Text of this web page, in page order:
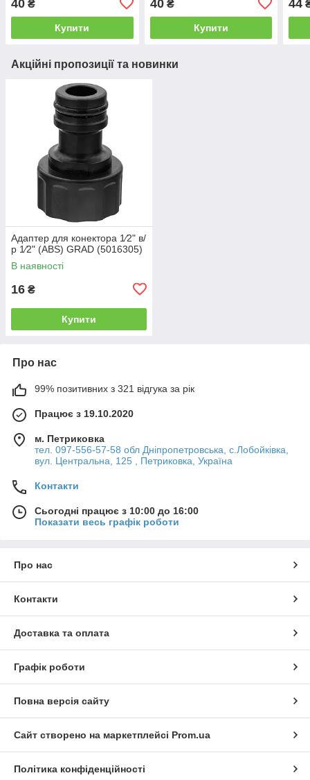
40 ₴
Купити
40₴
Купити
44
Акційні пропозиції та новинки
Адаптер для конектора 1⁄2" в/
р 1⁄2" (ABS) GRAD (5016305)
В наявності
16 ₴
Купити
Про нас
99% позитивних з 321 відгука за рік
Працює з 19.10.2020
м. Петриковка
тел. 097-556-57-58 обл Дніпропетровська, с.Лобойківка,
вул. Центральна, 125 , Петриковка, Україна
Контакти
Сьогодні працює з 10:00 до 16:00
Показати весь графік роботи
Про нас
Контакти
Доставка та оплата
Графік роботи
Повна версія сайту
Сайт створено на маркетплейсі Prom.ua
Політика конфіденційності